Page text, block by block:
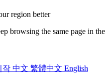
region better
browsing the same page in the
작 中文 繁體中文 English